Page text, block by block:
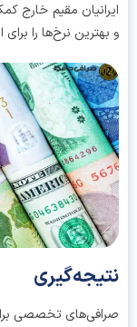
مقیم خارج کمک
نرخ‌ها را برای
تخصصی برای